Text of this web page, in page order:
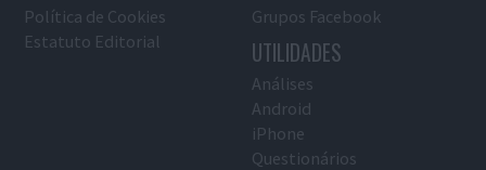
Política de Cookies
Estatuto Editorial
Grupos Facebook
UTILIDADES
Análises
Android
iPhone
Questionários